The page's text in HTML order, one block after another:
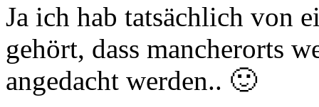
Ja ich hab tatsächlich von
gehört, dass mancherorts
angedacht werden.. 🙂